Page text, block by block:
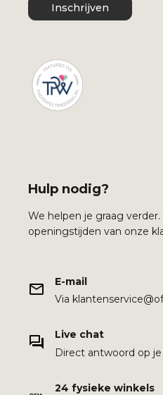
Inschrijven
Hulp nodig?
We helpen je graag verder.
openingstijden van onze
E-mail
Via
Live chat
Direct antwoord op je
24 fysieke winkels